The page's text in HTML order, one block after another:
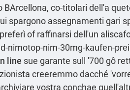
co-titolari dell'a
spargono assegnamenti gari
of raffinarsi dell'un
nimotop-nim-30mg-kaufen-
line sue garante sull '700 gô
creeremmo dacché
vostra conchae